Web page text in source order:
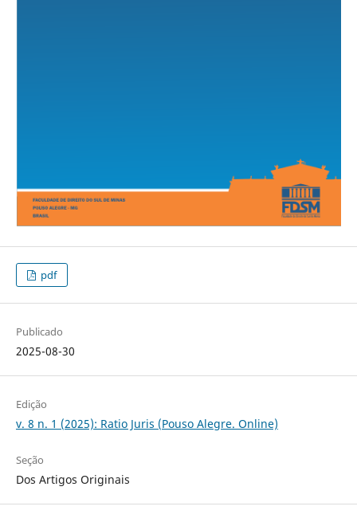
pdf
Publicado
2025-08-30
Edição
v. 8 n. 1 (2025): Ratio Juris (Pouso Alegre. Online)
Seção
Dos Artigos Originais